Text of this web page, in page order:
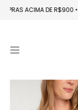
CONTEÚDOACIMA DE R$900󠁯